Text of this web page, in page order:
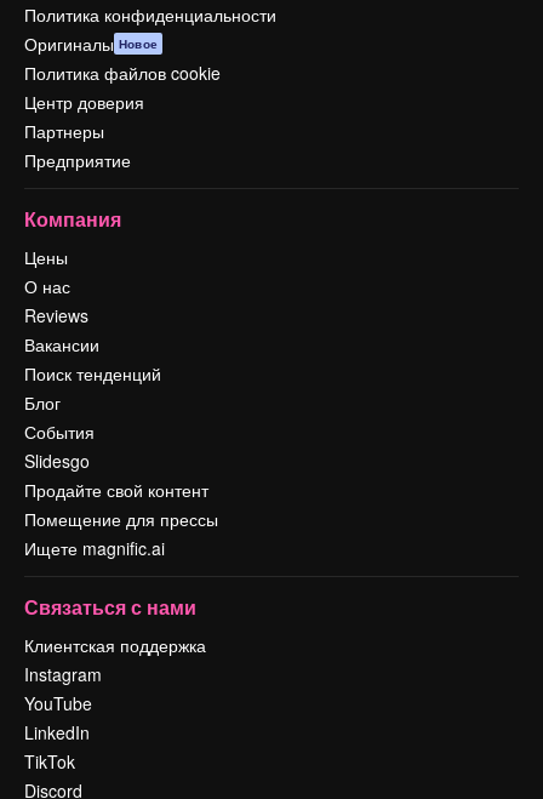
Политика конфиденциальности
Оригиналы Новое
Политика файлов cookie
Центр доверия
Партнеры
Предприятие
Компания
Цены
О нас
Reviews
Вакансии
Поиск тенденций
Блог
События
Slidesgo
Продайте свой контент
Помещение для прессы
Ищете magnific.ai
Связаться с нами
Клиентская поддержка
Instagram
YouTube
LinkedIn
TikTok
Discord